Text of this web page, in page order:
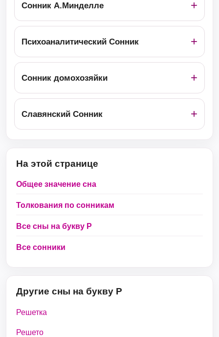
Сонник А.Минделле
Психоаналитический Сонник
Сонник домохозяйки
Славянский Сонник
На этой странице
Общее значение сна
Толкования по сонникам
Все сны на букву Р
Все сонники
Другие сны на букву Р
Решетка
Решето